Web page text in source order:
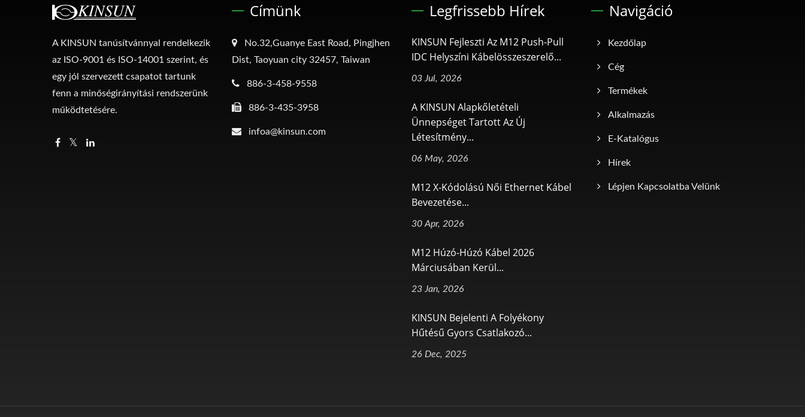
A KINSUN tanúsítvánnyal rendelkezik
az ISO-9001 és ISO-14001 szerint, és
egy jól szervezett csapatot tartunk
fenn a minőségirányítási rendszerünk
működtetésére.
Címünk
No.32,Guanye East Road, Pingjhen
Dist, Taoyuan city 32457, Taiwan
886-3-458-9558
886-3-435-3958
infoa@kinsun.com
Legfrissebb Hírek
KINSUN Fejleszti Az M12 Push-Pull
IDC Helyszíni Kábelösszeszerelő...
03 Jul, 2026
A KINSUN Alapkőletételi
Ünnepséget Tartott Az Új
Létesítmény...
06 May, 2026
M12 X-Kódolású Női Ethernet Kábel
Bevezetése...
30 Apr, 2026
M12 Húzó-Húzó Kábel 2026
Márciusában Kerül...
23 Jan, 2026
KINSUN Bejelenti A Folyékony
Hűtésű Gyors Csatlakozó...
26 Dec, 2025
Navigáció
Kezdőlap
Cég
Termékek
Alkalmazás
E-Katalógus
Hírek
Lépjen Kapcsolatba Velünk